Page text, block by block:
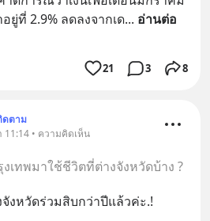
ยู่ที่ 2.9% ลดลงจากเด... อ่านต่อ
21 3 8
ดตาม
11:14 • ความคิดเห็น
เทพมาใช้ชีวิตที่ต่างจังหวัดบ้าง ?
งหวัดร่วมสิบกว่าปีแล้วค่ะ.!